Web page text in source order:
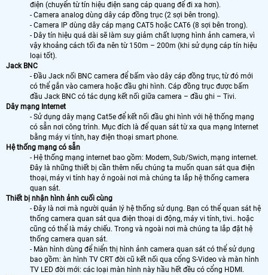
điện (chuyển từ tín hiệu điện sang cáp quang để đi xa hơn).
- Camera analog dùng dây cáp đồng trục (2 sợi bên trong).
- Camera IP dùng dây cáp mạng CAT5 hoặc CAT6 (8 sợi bên trong).
- Dây tín hiệu quá dài sẽ làm suy giảm chất lượng hình ảnh camera, vì
vậy khoảng cách tối đa nên từ 150m – 200m (khi sử dụng cáp tín hiệu
loại tốt).
Jack BNC
- Đầu Jack nối BNC camera để bấm vào dây cáp đồng trục, từ đó mới
có thể gắn vào camera hoặc đầu ghi hình. Cáp đồng trục được bấm
đầu Jack BNC có tác dụng kết nối giữa camera – đầu ghi – Tivi.
Dây mạng Internet
- Sử dụng dây mạng Cat5e để kết nối đầu ghi hình với hệ thống mạng
có sẵn nơi công trình. Mục đích là để quan sát từ xa qua mạng Internet
bằng máy vi tính, hay điện thoại smart phone.
Hệ thống mạng có sẵn
- Hệ thống mạng internet bao gồm: Modem, Sub/Swich, mạng internet.
Đây là những thiết bị cần thêm nếu chúng ta muốn quan sát qua điện
thoại, máy vi tính hay ở ngoài nơi mà chúng ta lắp hệ thống camera
quan sát.
Thiết bị nhận hình ảnh cuối cùng
- Đây là nơi mà người quản lý hệ thống sử dụng. Bạn có thể quan sát hệ
thống camera quan sát qua điện thoại di động, máy vi tính, tivi.. hoặc
cũng có thể là máy chiếu. Trong và ngoài nơi mà chúng ta lắp đặt hệ
thống camera quan sát.
- Màn hình dùng để hiển thị hình ảnh camera quan sát có thể sử dụng
bao gồm: àn hình TV CRT đời cũ kết nối qua cổng S-Video và màn hình
TV LED đời mới: các loại màn hình này hầu hết đều có cổng HDMI.